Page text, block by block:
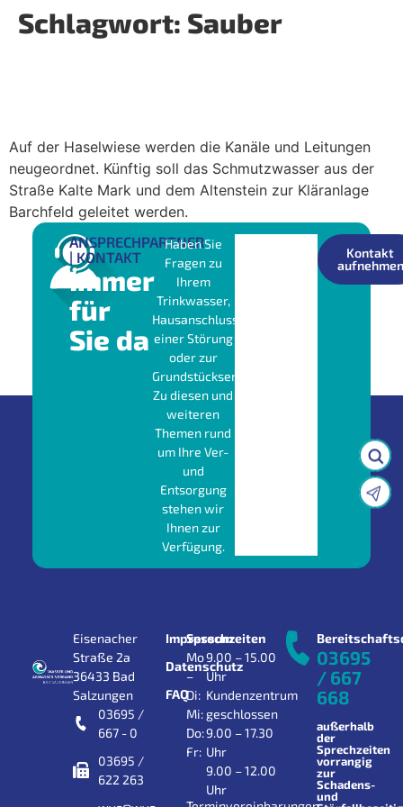
Schlagwort: Sauber
Auf der Haselwiese werden die Kanäle und Leitungen
neugeordnet. Künftig soll das Schmutzwasser aus der
Straße Kalte Mark und dem Altenstein zur Kläranlage
Barchfeld geleitet werden.
ANSPRECHPARTNER
| KONTAKT
Immer
für
Sie da
Haben Sie
Fragen zu
Ihrem
Trinkwasser,
Hausanschluss,
einer Störung
oder zur
Grundstücksentwässerung?
Zu diesen und
weiteren
Themen rund
um Ihre Ver-
und
Entsorgung
stehen wir
Ihnen zur
Verfügung.
Kontakt
aufnehmen
Eisenacher
Straße 2a
36433 Bad
Salzungen
03695 /
667 - 0
03695 /
622 263
Impressum
Datenschutz
FAQ
Sprechzeiten
Mo
–
Di:
Mi:
Do:
Fr:
9.00 – 15.00
Uhr
Kundenzentrum
geschlossen
9.00 – 17.30
Uhr
9.00 – 12.00
Uhr
03695
/ 667
668
außerhalb
der
Sprechzeiten
vorrangig
zur
Schadens-
und